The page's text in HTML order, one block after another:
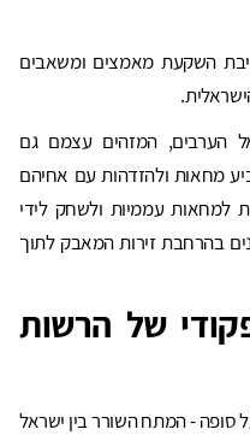
השקעת מאמצים ומשאבים
הערבים, המזהים עצמם גם
מחאות ולהזדהות עם אחיהם
למחאות עממיות ולשחק לידי
בהרחבת זירות המאבק לתוך
של הרשות
סופה - המתח השורר בין ישראל